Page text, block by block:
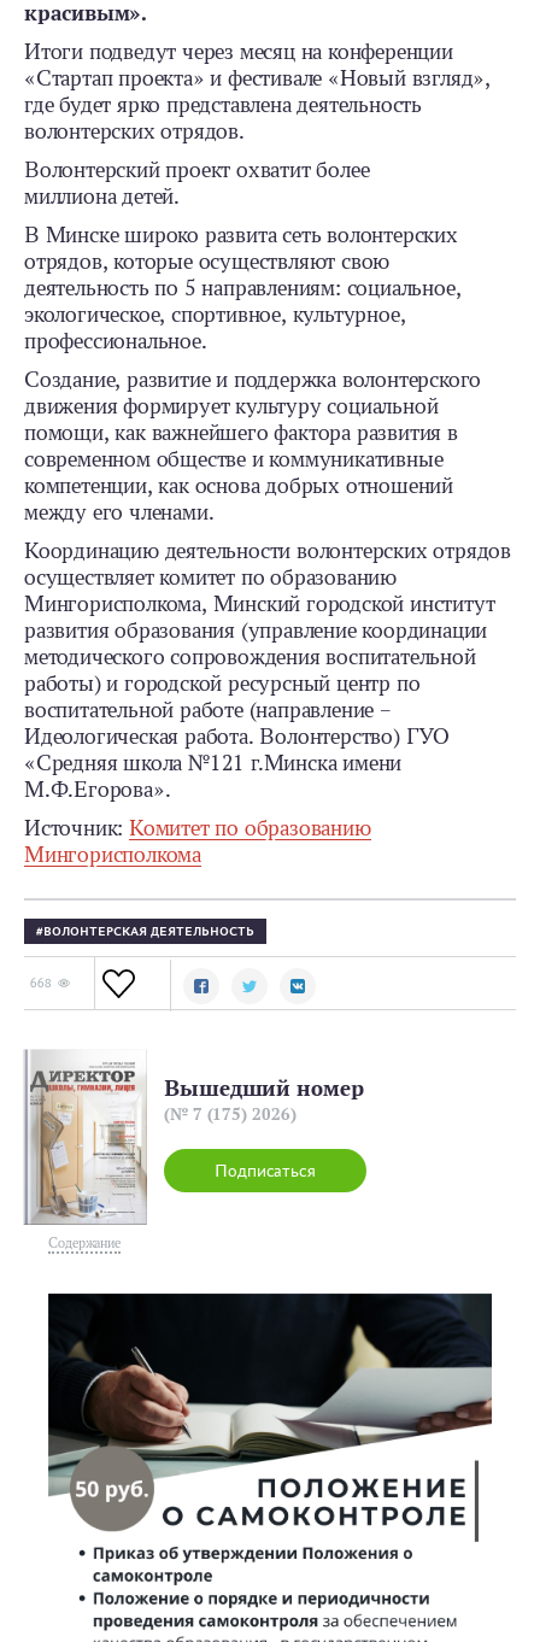
красивым».
Итоги подведут через месяц на конференции
«Стартап проекта» и фестивале «Новый взгляд»,
где будет ярко представлена деятельность
волонтерских отрядов.
Волонтерский проект охватит более
миллиона детей.
В Минске широко развита сеть волонтерских
отрядов, которые осуществляют свою
деятельность по 5 направлениям: социальное,
экологическое, спортивное, культурное,
профессиональное.
Создание, развитие и поддержка волонтерского
движения формирует культуру социальной
помощи, как важнейшего фактора развития в
современном обществе и коммуникативные
компетенции, как основа добрых отношений
между его членами.
Координацию деятельности волонтерских отрядов
осуществляет комитет по образованию
Мингорисполкома, Минский городской институт
развития образования (управление координации
методического сопровождения воспитательной
работы) и городской ресурсный центр по
воспитательной работе (направление –
Идеологическая работа. Волонтерство) ГУО
«Средняя школа №121 г.Минска имени
М.Ф.Егорова».
Источник:Комитет по образованию
Мингорисполкома
ВОЛОНТЕРСКАЯ ДЕЯТЕЛЬНОСТЬ
668
Содержание
Подписаться
Вышедший номер
(№ 7 (175) 2026)